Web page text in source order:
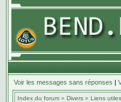
Voir les messages sans réponses |
Index du forum » Divers » Liens